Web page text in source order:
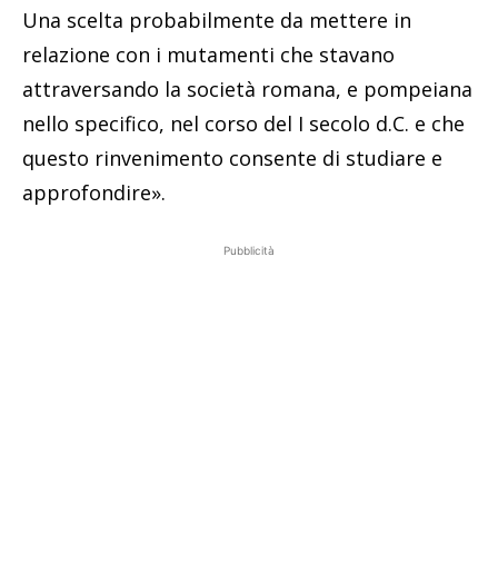
Una scelta probabilmente da mettere in
relazione con i mutamenti che stavano
attraversando la società romana, e pompeiana
nello specifico, nel corso del I secolo d.C. e che
questo rinvenimento consente di studiare e
approfondire».
Pubblicità